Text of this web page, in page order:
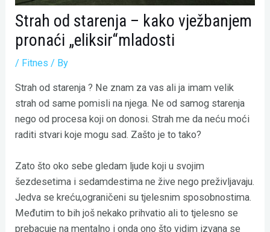
Strah od starenja – kako vježbanjem
pronaći „eliksir“mladosti
/ Fitnes / By
Strah od starenja ? Ne znam za vas ali ja imam velik
strah od same pomisli na njega. Ne od samog starenja
nego od procesa koji on donosi. Strah me da neću moći
raditi stvari koje mogu sad. Zašto je to tako?
Zato što oko sebe gledam ljude koji u svojim
šezdesetima i sedamdestima ne žive nego preživljavaju.
Jedva se kreću,ograničeni su tjelesnim sposobnostima.
Međutim to bih još nekako prihvatio ali to tjelesno se
prebacuje na mentalno i onda ono što vidim izvana se